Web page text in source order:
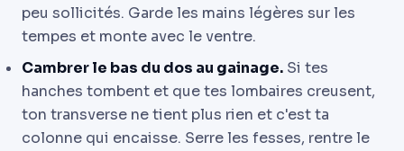
peu sollicités. Garde les mains légères sur les
tempes et monte avec le ventre.
Cambrer le bas du dos au gainage. Si tes
hanches tombent et que tes lombaires creusent,
ton transverse ne tient plus rien et c'est ta
colonne qui encaisse. Serre les fesses, rentre le